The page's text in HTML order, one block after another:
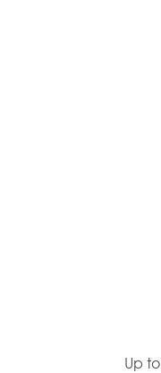
Up to